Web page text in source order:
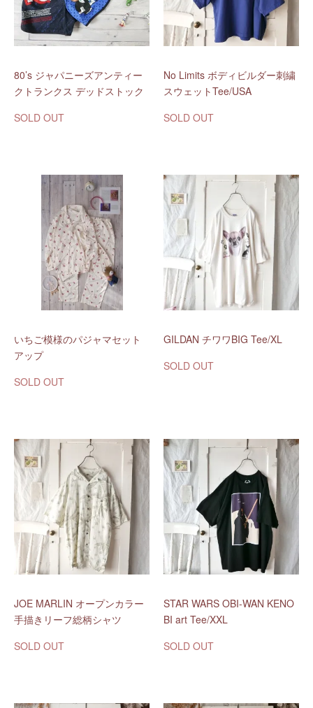
80’s ジャパニーズアンティー
クトランクス デッドストック
SOLD OUT
No Limits ボディビルダー刺繍
スウェットTee/USA
SOLD OUT
いちご模様のパジャマセット
アップ
SOLD OUT
GILDAN チワワBIG Tee/XL
SOLD OUT
JOE MARLIN オープンカラー
手描きリーフ総柄シャツ
SOLD OUT
STAR WARS OBI-WAN KENO
BI art Tee/XXL
SOLD OUT